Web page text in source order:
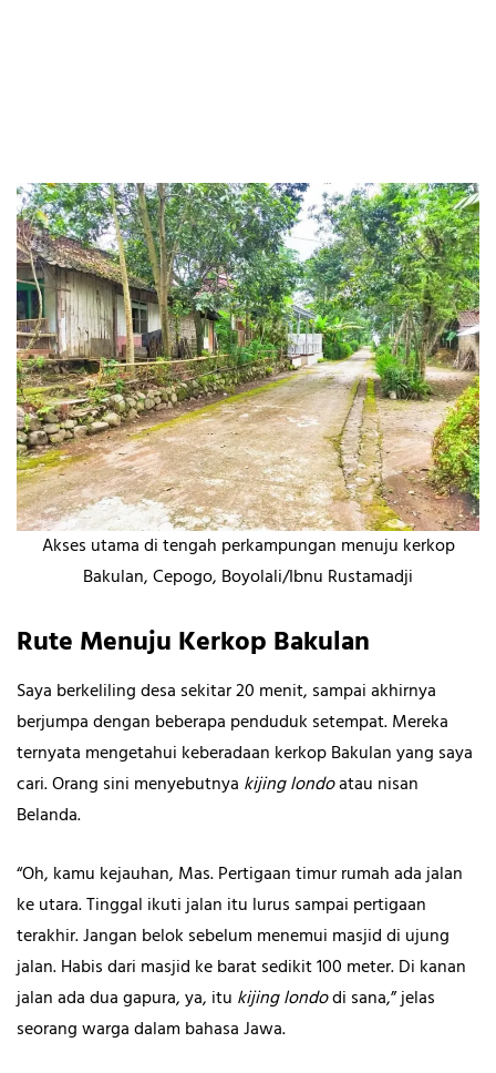
Akses utama di tengah perkampungan menuju kerkop
Bakulan, Cepogo, Boyolali/Ibnu Rustamadji
Rute Menuju Kerkop Bakulan
Saya berkeliling desa sekitar 20 menit, sampai akhirnya
berjumpa dengan beberapa penduduk setempat. Mereka
ternyata mengetahui keberadaan kerkop Bakulan yang saya
cari. Orang sini menyebutnya kijing londoatau nisan
Belanda.
“Oh, kamu kejauhan, Mas. Pertigaan timur rumah ada jalan
ke utara. Tinggal ikuti jalan itu lurus sampai pertigaan
terakhir. Jangan belok sebelum menemui masjid di ujung
jalan. Habis dari masjid ke barat sedikit 100 meter. Di kanan
jalan ada dua gapura, ya, itu kijing londodi sana,” jelas
seorang warga dalam bahasa Jawa.